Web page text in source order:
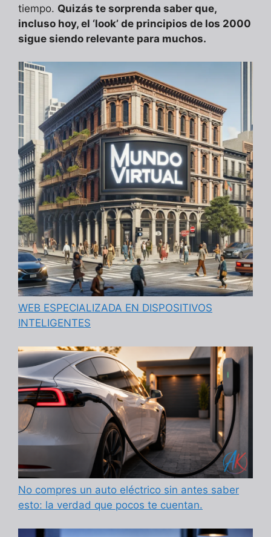
tiempo. Quizás te sorprenda saber que,
incluso hoy, el ‘look’ de principios de los 2000
sigue siendo relevante para muchos.
WEB ESPECIALIZADA EN DISPOSITIVOS
INTELIGENTES
No compres un auto eléctrico sin antes saber
esto: la verdad que pocos te cuentan.